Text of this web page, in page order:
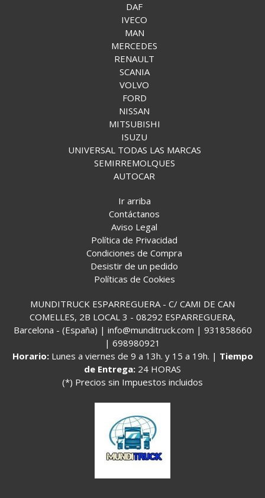
DAF
IVECO
MAN
MERCEDES
RENAULT
SCANIA
VOLVO
FORD
NISSAN
MITSUBISHI
ISUZU
UNIVERSAL TODAS LAS MARCAS
SEMIRREMOLQUES
AUTOCAR
Ir arriba
Contáctanos
Aviso Legal
Política de Privacidad
Condiciones de Compra
Desistir de un pedido
Políticas de Cookies
MUNDITRUCK ESPARREGUERA - C/ CAMI DE CAN
COMELLES, 2B LOCAL 3 - 08292 ESPARREGUERA,
Barcelona - (España) | info@munditruck.com | 931858660
| 698980921
Horario: Lunes a viernes de 9 a 13h. y 15 a 19h. | Tiempo
de Entrega: 24 HORAS
(*) Precios sin Impuestos incluidos